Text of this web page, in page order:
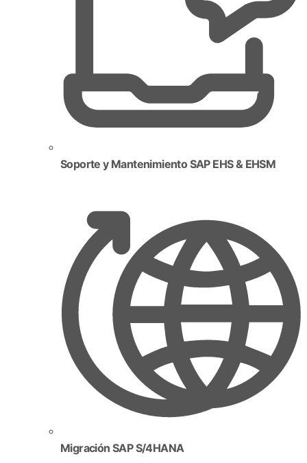
Soporte y Mantenimiento SAP EHS & EHSM
Migración SAP S/4HANA